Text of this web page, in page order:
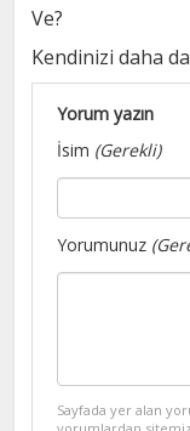
Ve?
Kendinizi daha
Yorum yazın
İsim (Gerekli)
Yorumunuz
Sayfada yer alan